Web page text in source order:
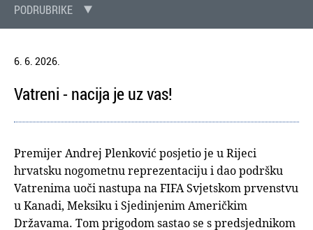
PODRUBRIKE
6. 6. 2026.
Vatreni - nacija je uz vas!
Premijer Andrej Plenković posjetio je u Rijeci
hrvatsku nogometnu reprezentaciju i dao podršku
Vatrenima uoči nastupa na FIFA Svjetskom prvenstvu
u Kanadi, Meksiku i Sjedinjenim Američkim
Državama. Tom prigodom sastao se s predsjednikom